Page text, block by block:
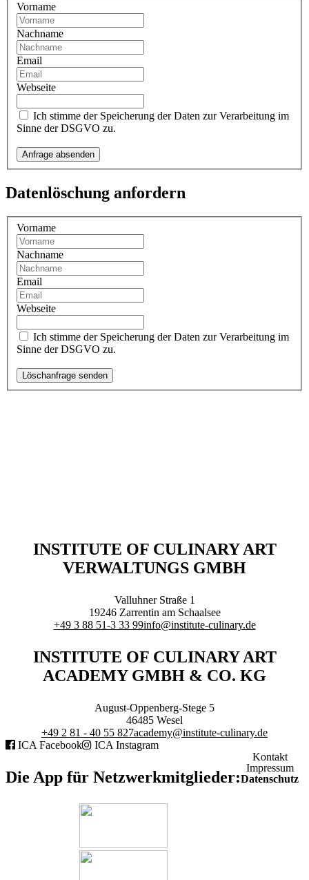
Vorname
Nachname
Email
Webseite
Ich stimme der Speicherung der Daten zur Verarbeitung im
Sinne der DSGVO zu.
Datenlöschung anfordern
Vorname
Nachname
Email
Webseite
Ich stimme der Speicherung der Daten zur Verarbeitung im
Sinne der DSGVO zu.
INSTITUTE OF CULINARY ART
VERWALTUNGS GMBH
Valluhner Straße 1
19246 Zarrentin am Schaalsee
+49 3 88 51-3 33 99info@institute-culinary.de
INSTITUTE OF CULINARY ART
ACADEMY GMBH & CO. KG
August-Oppenberg-Stege 5
46485 Wesel
+49 2 81 - 40 55 827academy@institute-culinary.de
ICA Facebook
ICA Instagram
Die App für Netzwerkmitglieder:
Kontakt
Impressum
Datenschutz